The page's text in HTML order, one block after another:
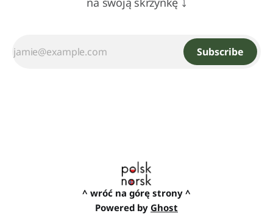
Subscribe
^ wróć na górę strony ^
Powered by Ghost